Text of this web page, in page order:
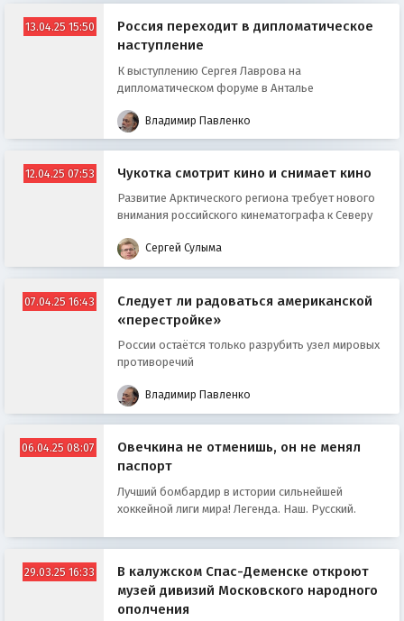
13.04.25 15:50
Россия переходит в дипломатическое
наступление
К выступлению Сергея Лаврова на
дипломатическом форуме в Анталье
Владимир Павленко
12.04.25 07:53 Чукотка смотрит кино и снимает кино
Развитие Арктического региона требует нового
внимания российского кинематографа к Северу
Сергей Сулыма
07.04.25 16:43
Следует ли радоваться американской
«перестройке»
России остаётся только разрубить узел мировых
противоречий
Владимир Павленко
06.04.25 08:07
Овечкина не отменишь, он не менял
паспорт
Лучший бомбардир в истории сильнейшей
хоккейной лиги мира! Легенда. Наш. Русский.
29.03.25 16:33
В калужском Спас-Деменске откроют
музей дивизий Московского народного
ополчения